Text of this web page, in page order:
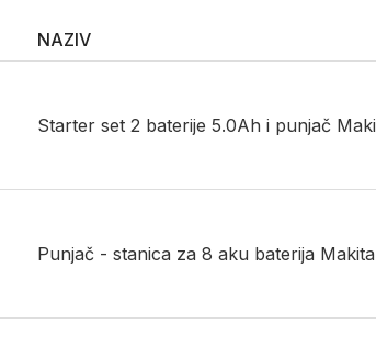
NAZIV
Starter set 2 baterije 5.0Ah i punjač
Punjač - stanica za 8 aku baterija